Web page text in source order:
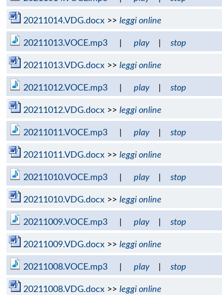
20211014.VDG.docx >> leggi online
20211013.VOCE.mp3 play stop
20211013.VDG.docx >> leggi online
20211012.VOCE.mp3 play stop
20211012.VDG.docx >> leggi online
20211011.VOCE.mp3 play stop
20211011.VDG.docx >> leggi online
20211010.VOCE.mp3 play stop
20211010.VDG.docx >> leggi online
20211009.VOCE.mp3 play stop
20211009.VDG.docx >> leggi online
20211008.VOCE.mp3 play stop
20211008.VDG.docx >> leggi online